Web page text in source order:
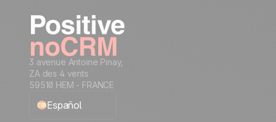
3 avenue Antoine Pinay,
ZA des 4 vents
59510 HEM - FRANCE
Español